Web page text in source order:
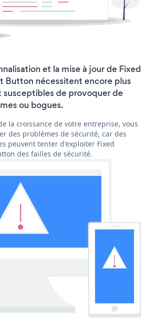
et la mise à jour de Fixed
Button nécessitent encore plus
de provoquer de
ou bogues.
la croissance de votre entreprise, vous
des problèmes de sécurité, car des
peuvent tenter d'exploiter Fixed
des failles de sécurité.